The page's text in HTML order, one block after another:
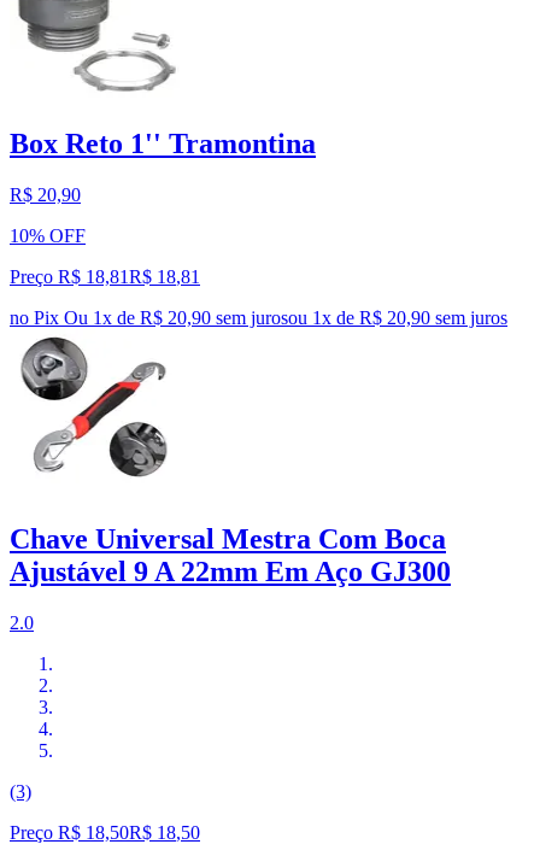
Box Reto 1'' Tramontina
R$ 20,90
10% OFF
Preço R$ 18,81R$ 18,81
no Pix Ou 1x de R$ 20,90 sem jurosou 1x de R$ 20,90 sem juros
Chave Universal Mestra Com Boca
Ajustável 9 A 22mm Em Aço GJ300
2.0
(3)
Preço R$ 18,50R$ 18,50